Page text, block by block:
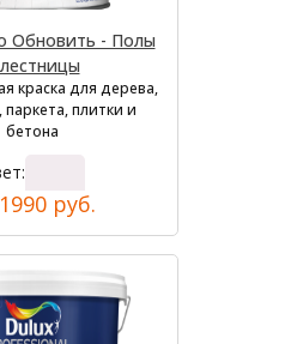
Обновить - Полы
краска для дерева,
плитки и
бетона
руб.